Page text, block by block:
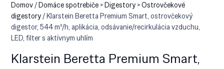
Domov/Domáce spotrebiče > Digestory > Ostrovčekové
digestory/ Klarstein Beretta Premium Smart, ostrovčekový
digestor, 544 m³/h, aplikácia, odsávanie/recirkulácia vzduchu,
LED, filter s aktívnym uhlím
Klarstein Beretta Premium Smart,